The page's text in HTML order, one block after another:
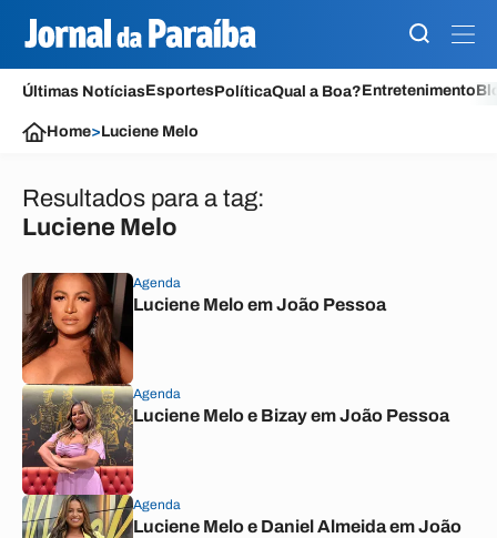
Últimas NotíciasEsportesPolíticaQual a Boa?Entretenimento
Home>Luciene Melo
Resultados para a tag:
Luciene Melo
Agenda
Luciene Melo em João Pessoa
Agenda
Luciene Melo e Bizay em João Pessoa
Agenda
Luciene Melo e Daniel Almeida em João